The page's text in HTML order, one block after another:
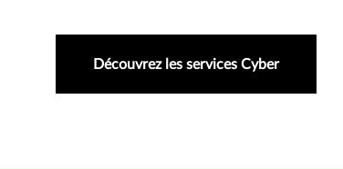
Découvrez les services Cyber